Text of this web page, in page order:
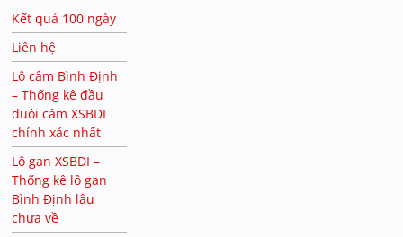
Kết quả 100 ngày
Liên hệ
Lô câm Bình Định
– Thống kê đầu
đuôi câm XSBDI
chính xác nhất
Lô gan XSBDI –
Thống kê lô gan
Bình Định lâu
chưa về